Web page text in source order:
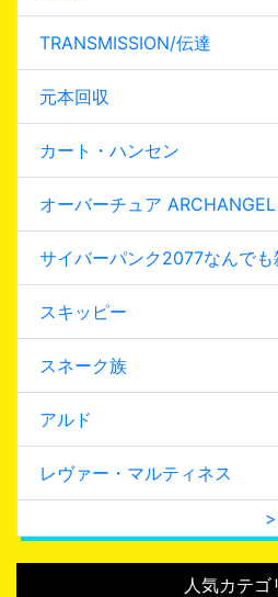
TRANSMISSION/伝達
元本回収
カート・ハンセン
オーバーチュア ARCHANGEL
サイバーパンク2077なんでも
スキッピー
スネーク族
アルド
レヴァー・マルティネス
人気カテゴ